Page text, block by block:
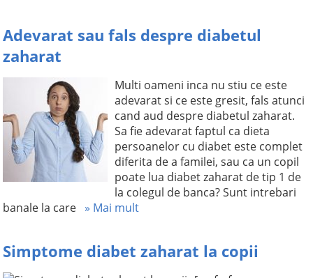
Adevarat sau fals despre diabetul
zaharat
Multi oameni inca nu stiu ce este
adevarat si ce este gresit, fals atunci
cand aud despre diabetul zaharat.
Sa fie adevarat faptul ca dieta
persoanelor cu diabet este complet
diferita de a familei, sau ca un copil
poate lua diabet zaharat de tip 1 de
la colegul de banca? Sunt intrebari
banale la care » Mai mult
Simptome diabet zaharat la copii